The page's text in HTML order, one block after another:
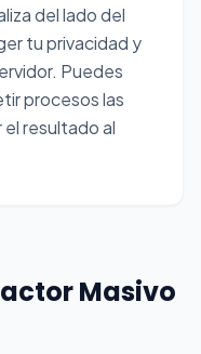
del lado del
tu privacidad y
Puedes
procesos las
resultado al
Masivo